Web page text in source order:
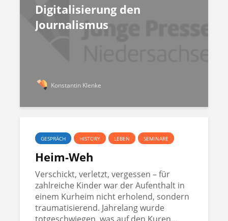
Digitalisierung den
Journalismus
Konstantin Klenke
GESPRÄCH HISTORY LEBEN SEMINARE
Heim-Weh
Verschickt, verletzt, vergessen – für
zahlreiche Kinder war der Aufenthalt in
einem Kurheim nicht erholend, sondern
traumatisierend. Jahrelang wurde